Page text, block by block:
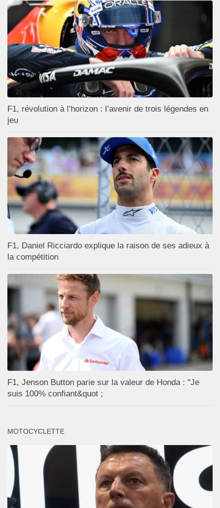
F1, révolution à l’horizon : l’avenir de trois légendes en
jeu
F1, Daniel Ricciardo explique la raison de ses adieux à
la compétition
F1, Jenson Button parie sur la valeur de Honda : "Je
suis 100% confiant&quot ;
MOTOCYCLETTE